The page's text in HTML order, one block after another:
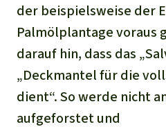
der beispielsweise der
Palmölplantage voraus
darauf hin, dass das
„Deckmantel für die
dient“. So werde nicht
aufgeforstet und